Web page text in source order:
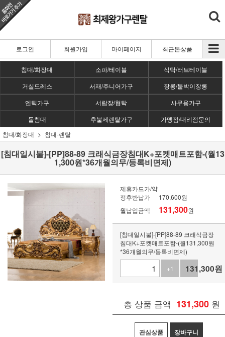
로그인 회원가입 마이페이지 최근본상품
침대/화장대 소파/테이블
식탁/러브테이블
거실드레스
서재/주니어가구
장롱/붙박이장롱
엔틱가구
서랍장/협탁
사무용가구
돌침대
후불제렌탈가구
가맹점/대리점문의
침대/화장대
침대-렌탈
[침대일시불]-[PP]88-89 크래식금장침대K+포켓매트포함-(월13
1,300원*36개월의무/등록비면제)
제휴카드가/약
정후반납가
170,600원
월납입금액
131,300원
[침대일시불]-[PP]88-89 크래식금장
침대K+포켓매트포함-(월131,300원
*36개월의무/등록비면제)
+1
-1
131,300원
총 상품 금액 131,300 원
관심상품 장바구니